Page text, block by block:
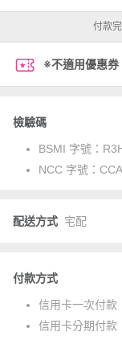
付款
※不適用優惠券
檢驗碼
BSMI 字號：
NCC 字號：
配送方式 宅配
付款方式
信用卡一次付款
信用卡分期付款